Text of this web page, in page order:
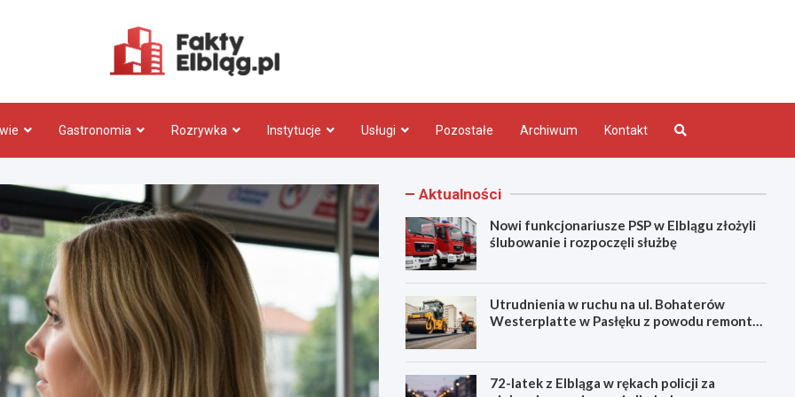
Gastronomia Rozrywka Instytucje Usługi Pozostałe Archiwum Kontakt
Aktualności
Nowi funkcjonariusze PSP w Elblągu złożyli
ślubowanie i rozpoczęli służbę
Utrudnienia w ruchu na ul. Bohaterów
Westerplatte w Pasłęku z powodu remontu
72-latek z Elbląga w rękach policji za